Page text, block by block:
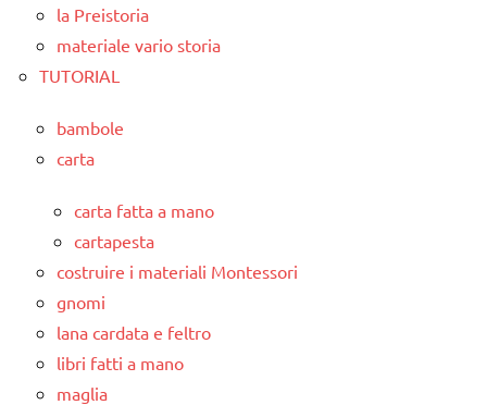
la Preistoria
materiale vario storia
TUTORIAL
bambole
carta
carta fatta a mano
cartapesta
costruire i materiali Montessori
gnomi
lana cardata e feltro
libri fatti a mano
maglia